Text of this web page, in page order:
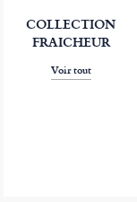
COLLECTION
FRAICHEUR
Voir tout